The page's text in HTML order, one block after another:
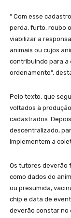
“ Com esse
perda, furto, roubo
viabilizar a
animais ou cujos
contribuindo para a
ordenamento”,
Pelo texto, que
voltados à
cadastrados.
descentralizado,
implementem a
Os tutores deverão
como dados do
ou presumida,
chip e data de
deverão constar no